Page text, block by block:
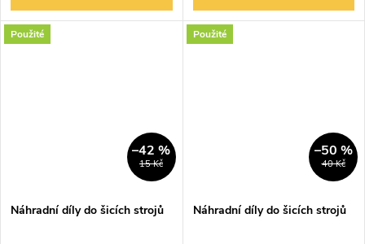
Použité
15 Kč
–42 %
Náhradní díly do šicích strojů
Použité
40 Kč
–50 %
Náhradní díly do šicích strojů